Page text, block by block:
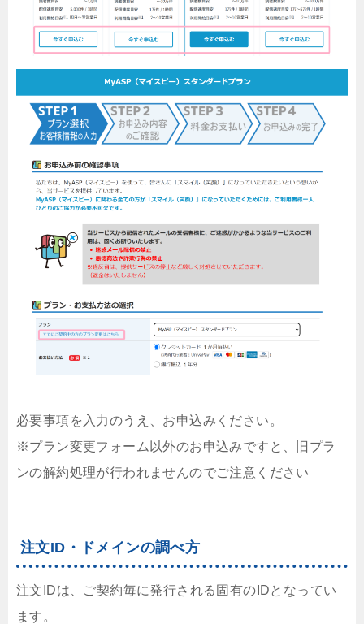
必要事項を入力のうえ、お申込みください。
※プラン変更フォーム以外のお申込みですと、旧プラ
ンの解約処理が行われませんのでご注意ください
注文ID・ドメインの調べ方
注文IDは、ご契約毎に発行される固有のIDとなってい
ます。